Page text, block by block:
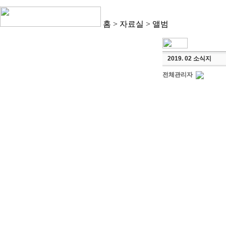
홈 > 자료실 > 앨범
2019. 02 소식지
전체관리자